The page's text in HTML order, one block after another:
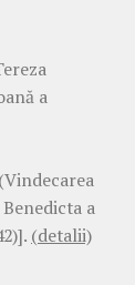
a
a
(detalii)